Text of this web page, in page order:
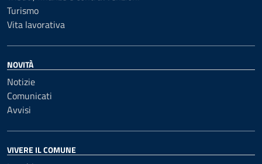
Turismo
Vita lavorativa
NOVITÀ
Notizie
Comunicati
Avvisi
VIVERE IL COMUNE